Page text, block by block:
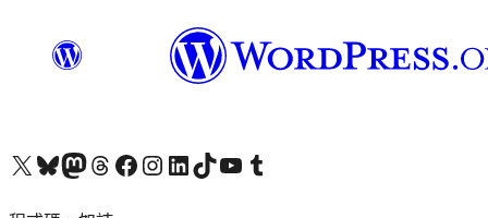
查看我們的 X (之前的 Twitter) 帳號造訪我們的 Bluesky 帳號造訪我們的 Mastodon 帳號造訪我們的 Threads 帳號 造訪我們的 Facebook 粉絲專頁Visit our Instagram account
Visit our LinkedIn account
造訪我們的 TikTok 帳號Visit our YouTube channel
造訪我們的 Tumblr 帳號